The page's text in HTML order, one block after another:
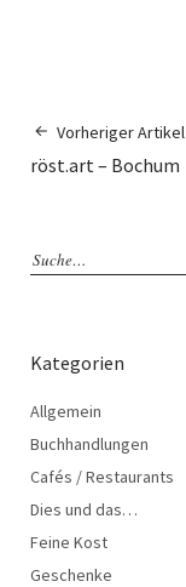
Vorheriger Artikel
röst.art – Bochum
Kategorien
Allgemein
Buchhandlungen
Cafés / Restaurants
Dies und das…
Feine Kost
Geschenke